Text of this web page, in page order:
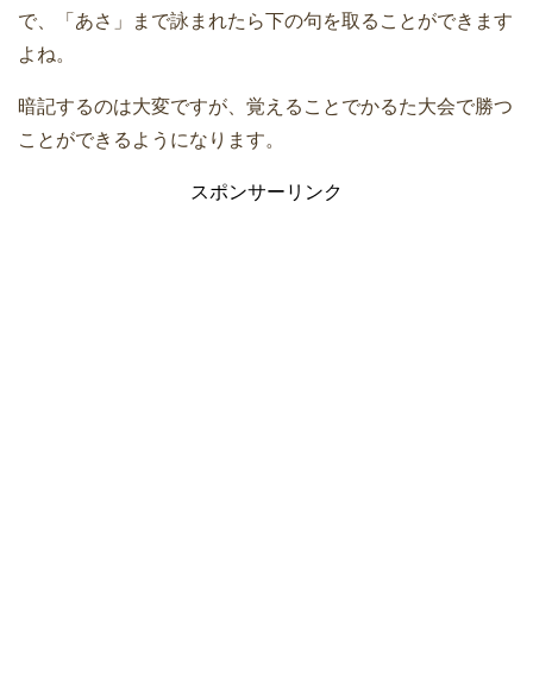
で、「あさ」まで詠まれたら下の句を取ることができます
よね。
暗記するのは大変ですが、覚えることでかるた大会で勝つ
ことができるようになります。
スポンサーリンク